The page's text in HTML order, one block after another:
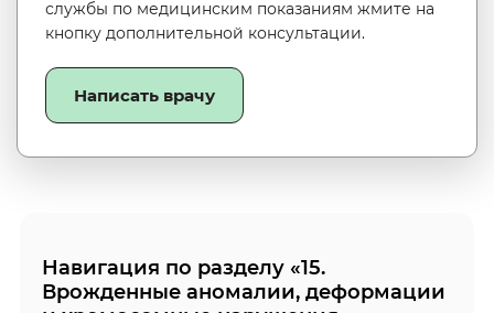
службы по медицинским показаниям жмите на
кнопку дополнительной консультации.
Написать врачу
Навигация по разделу «15.
Врожденные аномалии, деформации